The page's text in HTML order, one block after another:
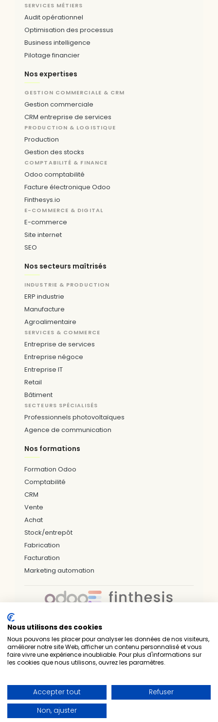
SERVICES MÉTIERS
Audit opérationnel
Optimisation des processus
Business intelligence
Pilotage financier
Nos expertises
GESTION COMMERCIALE & CRM
Gestion commerciale
CRM entreprise de services
PRODUCTION & LOGISTIQUE
Production
Gestion des stocks
COMPTABILITÉ & FINANCE
Odoo comptabilité
Facture électronique Odoo
Finthesys.io
E-COMMERCE & DIGITAL
E-commerce
Site internet
SEO
Nos secteurs maîtrisés
INDUSTRIE & PRODUCTION
ERP industrie
Manufacture
Agroalimentaire
SERVICES & COMMERCE
Entreprise de services
Entreprise négoce
Entreprise IT
Retail
Bâtiment
SECTEURS SPÉCIALISÉS
Professionnels photovoltaïques
Agence de communication
Nos formations
Formation Odoo
Comptabilité
CRM
Vente
Achat
Stock/entrepôt
Fabrication
Facturation
Marketing automation
Nos bureaux & zones d'interventions
LILLE ARRAS DUNKERQUE
VALENCIENNES
PARIS
NÎMES NANTES RENNES
BREST
Prelium — Experts techniques & métiers • Intégrateur
officiel Odoo • 1er partenaire Gold en France
Nous contacter•Mentions légales
Politique de confidentialité
Nous utilisons des cookies
Nous pouvons les placer pour analyser les données de nos visiteurs,
améliorer notre site Web, afficher un contenu personnalisé et vous
faire vivre une expérience inoubliable. Pour plus d'informations sur
les cookies que nous utilisons, ouvrez les paramètres.
Accepter tout
Refuser
Non, ajuster